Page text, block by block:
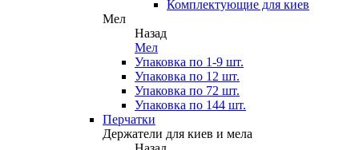
Комплектующие для киев
Мел
Назад
Мел
Упаковка по 1-9 шт.
Упаковка по 12 шт.
Упаковка по 72 шт.
Упаковка по 144 шт.
Перчатки
Держатели для киев и мела